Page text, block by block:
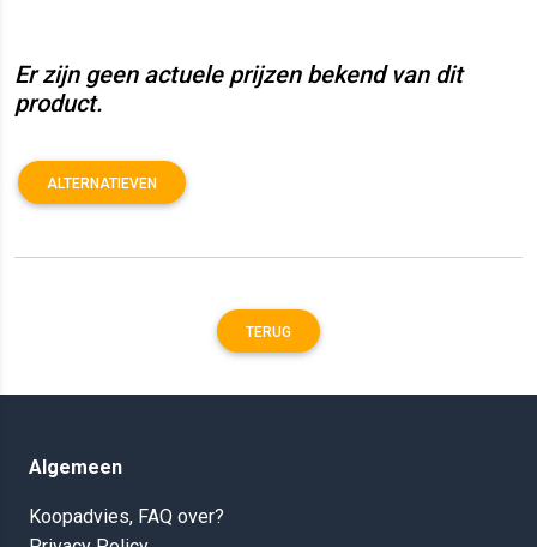
Er zijn geen actuele prijzen bekend van dit
product.
ALTERNATIEVEN
TERUG
Algemeen
Koopadvies, FAQ over?